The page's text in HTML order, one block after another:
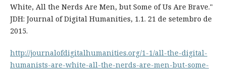
White, All the Nerds Are Men, but Some of Us Are Brave."
JDH: Journal of Digital Humanities, 1.1. 21 de setembro de
2015.
http://journalofdigitalhumanities.org/1-1/all-the-digital-
humanists-are-white-all-the-nerds-are-men-but-some-